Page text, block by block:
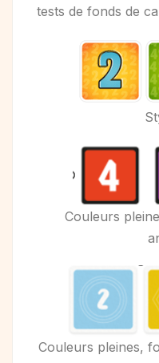
tests de fonds de
Couleurs
Couleurs pleines,